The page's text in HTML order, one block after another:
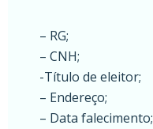
– RG;
– CNH;
-Título de eleitor;
– Endereço;
– Data falecimento;